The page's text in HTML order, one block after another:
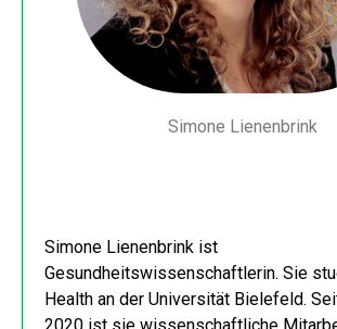
Simone Lienenbrink
Simone Lienenbrink ist
Gesundheitswissenschaftlerin. Sie
Health an der Universität Bielefeld.